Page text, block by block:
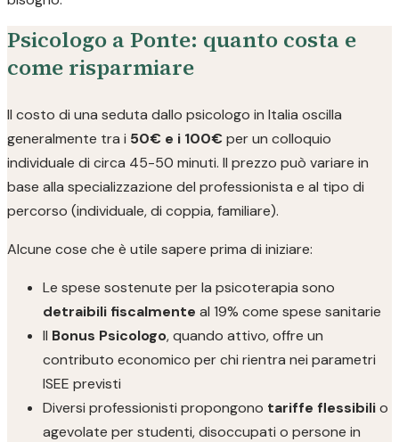
Psicologo a Ponte: quanto costa e
come risparmiare
Il costo di una seduta dallo psicologo in Italia oscilla
generalmente tra i 50€ e i 100€ per un colloquio
individuale di circa 45-50 minuti. Il prezzo può variare in
base alla specializzazione del professionista e al tipo di
percorso (individuale, di coppia, familiare).
Alcune cose che è utile sapere prima di iniziare:
Le spese sostenute per la psicoterapia sono
detraibili fiscalmente al 19% come spese sanitarie
Il Bonus Psicologo, quando attivo, offre un
contributo economico per chi rientra nei parametri
ISEE previsti
Diversi professionisti propongono tariffe flessibilio
agevolate per studenti, disoccupati o persone in